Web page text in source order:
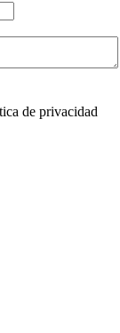
de privacidad